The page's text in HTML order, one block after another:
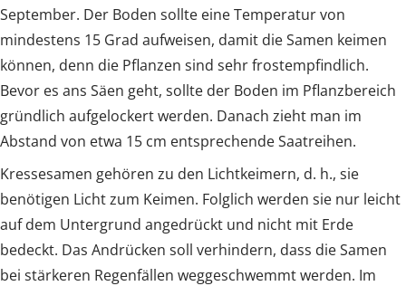
September. Der Boden sollte eine Temperatur von
mindestens 15 Grad aufweisen, damit die Samen keimen
können, denn die Pflanzen sind sehr frostempfindlich.
Bevor es ans Säen geht, sollte der Boden im Pflanzbereich
gründlich aufgelockert werden. Danach zieht man im
Abstand von etwa 15 cm entsprechende Saatreihen.
Kressesamen gehören zu den Lichtkeimern, d. h., sie
benötigen Licht zum Keimen. Folglich werden sie nur leicht
auf dem Untergrund angedrückt und nicht mit Erde
bedeckt. Das Andrücken soll verhindern, dass die Samen
bei stärkeren Regenfällen weggeschwemmt werden. Im